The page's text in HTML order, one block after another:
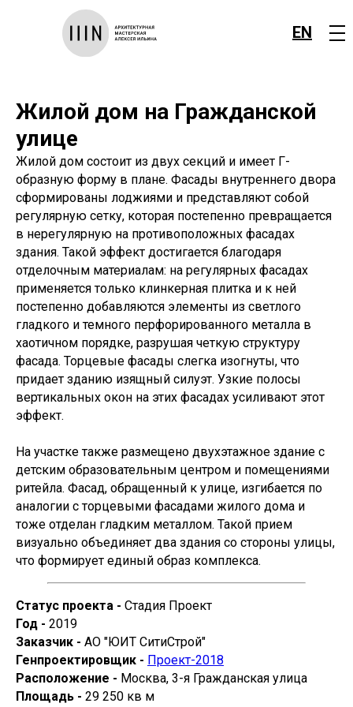
EN
Жилой дом на Гражданской
улице
Жилой дом состоит из двух секций и имеет Г-
образную форму в плане. Фасады внутреннего двора
сформированы лоджиями и представляют собой
регулярную сетку, которая постепенно превращается
в нерегулярную на противоположных фасадах
здания. Такой эффект достигается благодаря
отделочным материалам: на регулярных фасадах
применяется только клинкерная плитка и к ней
постепенно добавляются элементы из светлого
гладкого и темного перфорированного металла в
хаотичном порядке, разрушая четкую структуру
фасада. Торцевые фасады слегка изогнуты, что
придает зданию изящный силуэт. Узкие полосы
вертикальных окон на этих фасадах усиливают этот
эффект.
На участке также размещено двухэтажное здание с
детским образовательным центром и помещениями
ритейла. Фасад, обращенный к улице, изгибается по
аналогии с торцевыми фасадами жилого дома и
тоже отделан гладким металлом. Такой прием
визуально объединяет два здания со стороны улицы,
что формирует единый образ комплекса.
Cтатус проекта - Стадия Проект
Год - 2019
Заказчик - АО "ЮИТ СитиСтрой"
Генпроектировщик - Проект-2018
Расположение - Москва, 3-я Гражданская улица
Площадь - 29 250 кв м